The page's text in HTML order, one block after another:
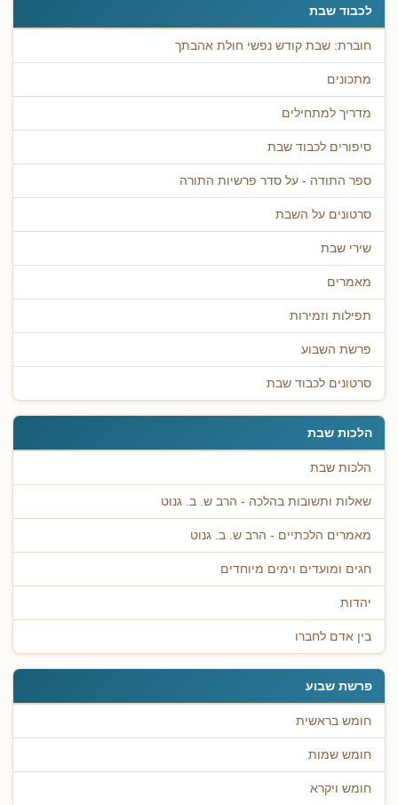
לכבוד שבת
חוברת: שבת קודש נפשי חולת אהבתך
מתכונים
מדריך למתחילים
סיפורים לכבוד שבת
ספר התודה - על סדר פרשיות התורה
סרטונים על השבת
שירי שבת
מאמרים
תפילות וזמירות
פרשת השבוע
סרטונים לכבוד שבת
הלכות שבת
הלכות שבת
שאלות ותשובות בהלכה - הרב ש. ב. גנוט
מאמרים הלכתיים - הרב ש. ב. גנוט
חגים ומועדים וימים מיוחדים
יהדות
בין אדם לחברו
פרשת שבוע
חומש בראשית
חומש שמות
חומש ויקרא